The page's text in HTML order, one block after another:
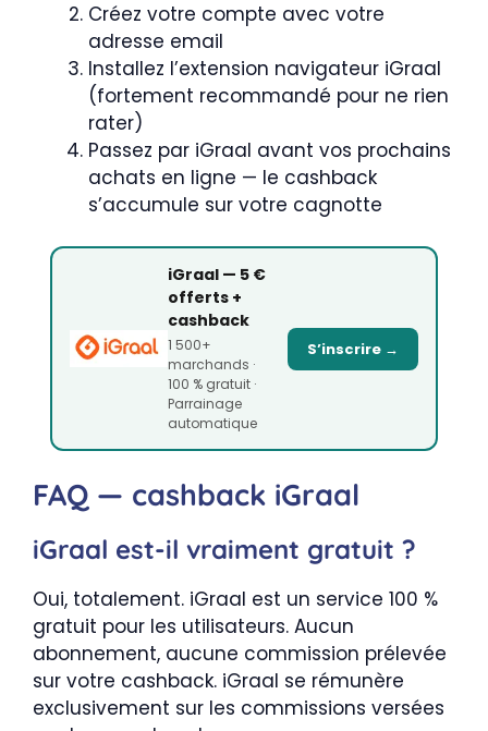
Créez votre compte avec votre
adresse email
Installez l’extension navigateur iGraal
(fortement recommandé pour ne rien
rater)
Passez par iGraal avant vos prochains
achats en ligne — le cashback
s’accumule sur votre cagnotte
iGraal — 5 €
offerts +
cashback
1 500+
marchands ·
100 % gratuit ·
Parrainage
automatique
S’inscrire →
FAQ — cashback iGraal
iGraal est-il vraiment gratuit ?
Oui, totalement. iGraal est un service 100 %
gratuit pour les utilisateurs. Aucun
abonnement, aucune commission prélevée
sur votre cashback. iGraal se rémunère
exclusivement sur les commissions versées